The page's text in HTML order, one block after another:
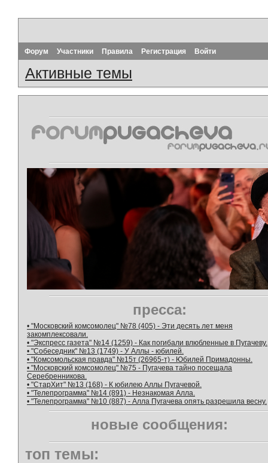
Форум Участники Правила Регистрация Войти
Активные темы
пресса:
• "Московский комсомолец" №78 (405) - Эти десять лет меня
закомплексовали.
• "Экспресс газета" №14 (1259) - Как погибали влюбленные в Пугачеву.
• "Собеседник" №13 (1749) - У Аллы - юбилей.
• "Комсомольская правда" №15т (26965-т) - Юбилей Примадонны.
• "Московский комсомолец" №75 - Пугачева тайно посещала
Серебренникова.
• "СтарХит" №13 (168) - К юбилею Аллы Пугачевой.
• "Телепрограмма" №14 (891) - Незнакомая Алла.
• "Телепрограмма" №10 (887) - Алла Пугачева опять разрешила весну.
новые сообщения:
топ темы: